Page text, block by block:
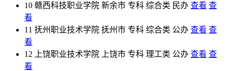
10 赣西科技职业学院 新余市 专科 综合类 民办 查看 查
看
11 抚州职业技术学院 抚州市 专科 综合类 公办 查看 查
看
12
上饶职业技术学院 上饶市 专科 理工类 公办 查看 查
看